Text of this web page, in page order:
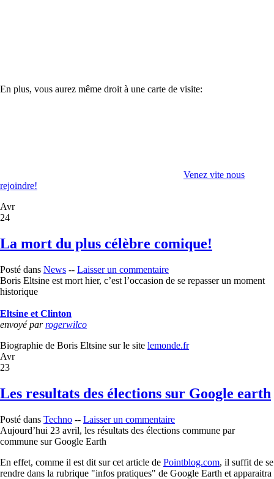
En plus, vous aurez même droit à une carte de visite:
Venez vite nous
rejoindre!
Avr
24
La mort du plus célèbre comique!
Posté dans News -- Laisser un commentaire
Boris Eltsine est mort hier, c’est l’occasion de se repasser un moment
historique
Eltsine et Clinton
envoyé parrogerwilco
Biographie de Boris Eltsine sur le site lemonde.fr
Avr
23
Les resultats des élections sur Google earth
Posté dans Techno -- Laisser un commentaire
Aujourd’hui 23 avril, les résultats des élections commune par
commune sur Google Earth
En effet, comme il est dit sur cet article de Pointblog.com, il suffit de se
rendre dans la rubrique "infos pratiques" de Google Earth et apparaitra